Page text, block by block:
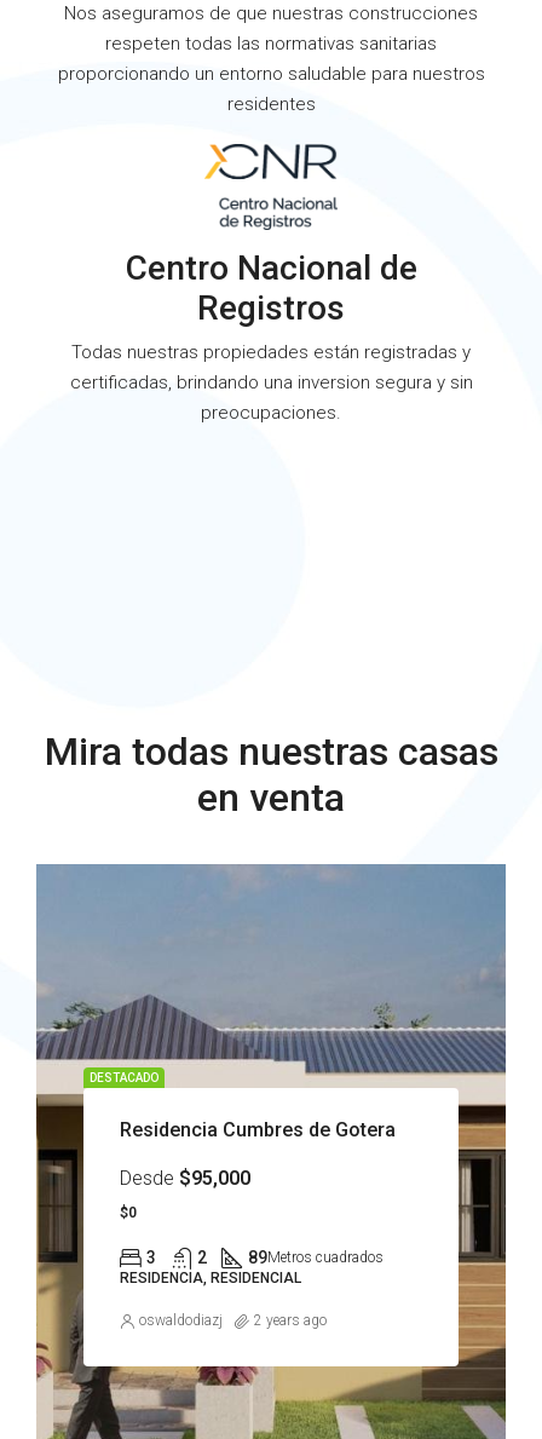
Nos aseguramos de que nuestras construcciones
respeten todas las normativas sanitarias
proporcionando un entorno saludable para nuestros
residentes
Centro Nacional de
Registros
Todas nuestras propiedades están registradas y
certificadas, brindando una inversion segura y sin
preocupaciones.
Mira todas nuestras casas
en venta
DESTACADO
Residencia Cumbres de Gotera
Desde $95,000
$0
3 2 89Metros cuadrados
RESIDENCIA, RESIDENCIAL
oswaldodiazj 2 years ago